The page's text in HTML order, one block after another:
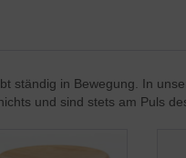
ständig in Bewegung. In
und sind stets am Puls